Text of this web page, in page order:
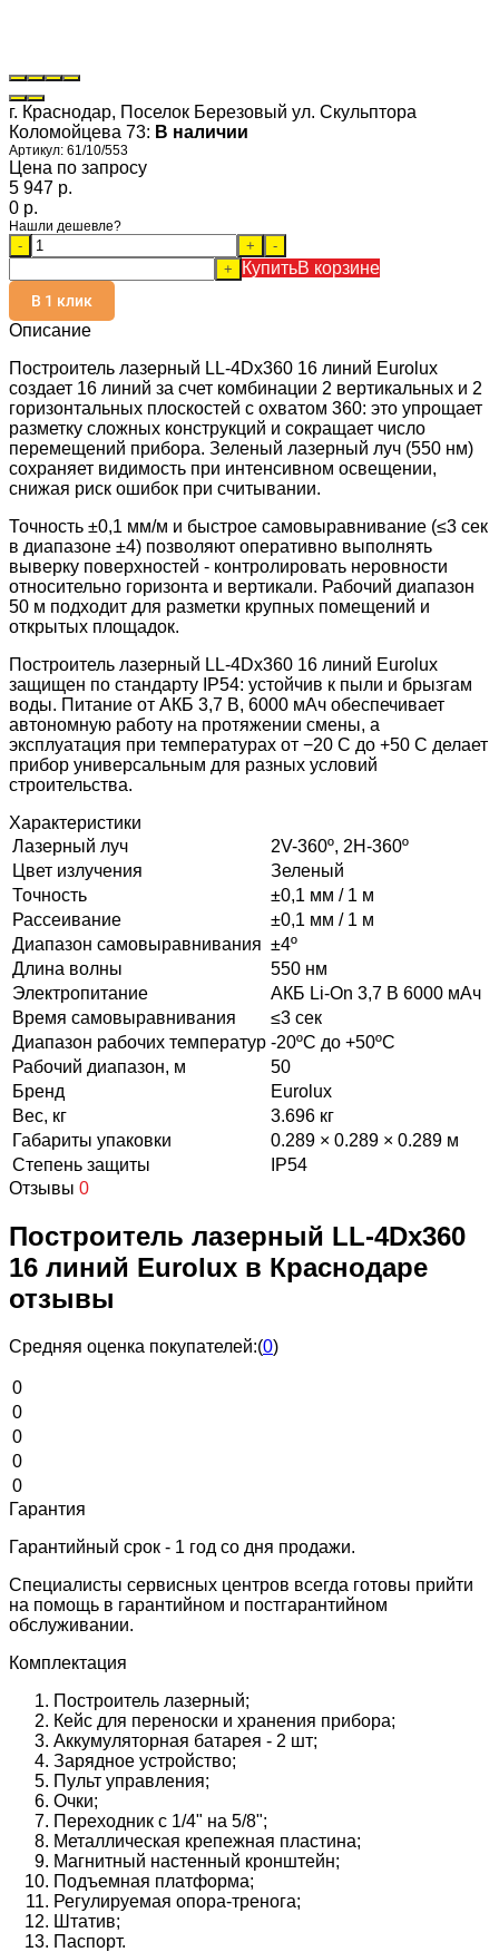
г. Краснодар, Поселок Березовый ул. Скульптора
Коломойцева 73: В наличии
Артикул: 61/10/553
Цена по запросу
5 947 p.
0 p.
Нашли дешевле?
- +
-
+
КупитьВ корзине
В 1 клик
Описание
Построитель лазерный LL-4Dх360 16 линий Eurolux
создает 16 линий за счет комбинации 2 вертикальных и 2
горизонтальных плоскостей с охватом 360: это упрощает
разметку сложных конструкций и сокращает число
перемещений прибора. Зеленый лазерный луч (550 нм)
сохраняет видимость при интенсивном освещении,
снижая риск ошибок при считывании.
Точность ±0,1 мм/м и быстрое самовыравнивание (≤3 сек
в диапазоне ±4) позволяют оперативно выполнять
выверку поверхностей - контролировать неровности
относительно горизонта и вертикали. Рабочий диапазон
50 м подходит для разметки крупных помещений и
открытых площадок.
Построитель лазерный LL-4Dх360 16 линий Eurolux
защищен по стандарту IP54: устойчив к пыли и брызгам
воды. Питание от АКБ 3,7 В, 6000 мАч обеспечивает
автономную работу на протяжении смены, а
эксплуатация при температурах от −20 C до +50 C делает
прибор универсальным для разных условий
строительства.
Характеристики
Лазерный луч
2V-360º, 2H-360º
Цвет излучения
Зеленый
Точность
±0,1 мм / 1 м
Рассеивание
±0,1 мм / 1 м
Диапазон самовыравнивания ±4º
Длина волны
550 нм
Электропитание
АКБ Li-On 3,7 В 6000 мАч
Время самовыравнивания
≤3 сек
Диапазон рабочих температур -20ºС до +50ºС
Рабочий диапазон, м
50
Бренд
Eurolux
Вес, кг
3.696 кг
Габариты упаковки
0.289 × 0.289 × 0.289 м
Степень защиты
IP54
Отзывы 0
Построитель лазерный LL-4Dх360
16 линий Eurolux в Краснодаре
отзывы
Средняя оценка покупателей:(0)
0
0
0
0
0
Гарантия
Гарантийный срок - 1 год со дня продажи.
Специалисты сервисных центров всегда готовы прийти
на помощь в гарантийном и постгарантийном
обслуживании.
Комплектация
Построитель лазерный;
Кейс для переноски и хранения прибора;
Аккумуляторная батарея - 2 шт;
Зарядное устройство;
Пульт управления;
Очки;
Переходник с 1/4" на 5/8";
Металлическая крепежная пластина;
Магнитный настенный кронштейн;
Подъемная платформа;
Регулируемая опора-тренога;
Штатив;
Паспорт.